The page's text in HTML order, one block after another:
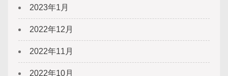
2023年1月
2022年12月
2022年11月
2022年10月